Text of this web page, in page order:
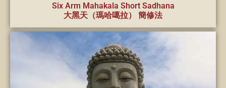
Six Arm Mahakala Short Sadhana
大黑天（瑪哈噶拉） 簡修法